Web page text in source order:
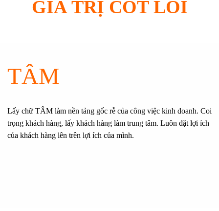
GIÁ TRỊ CỐT LÕI
TÂM
Lấy chữ TÂM làm nền tảng gốc rễ của công việc kinh doanh. Coi
trọng khách hàng, lấy khách hàng làm trung tâm. Luôn đặt lợi ích
của khách hàng lên trên lợi ích của mình.